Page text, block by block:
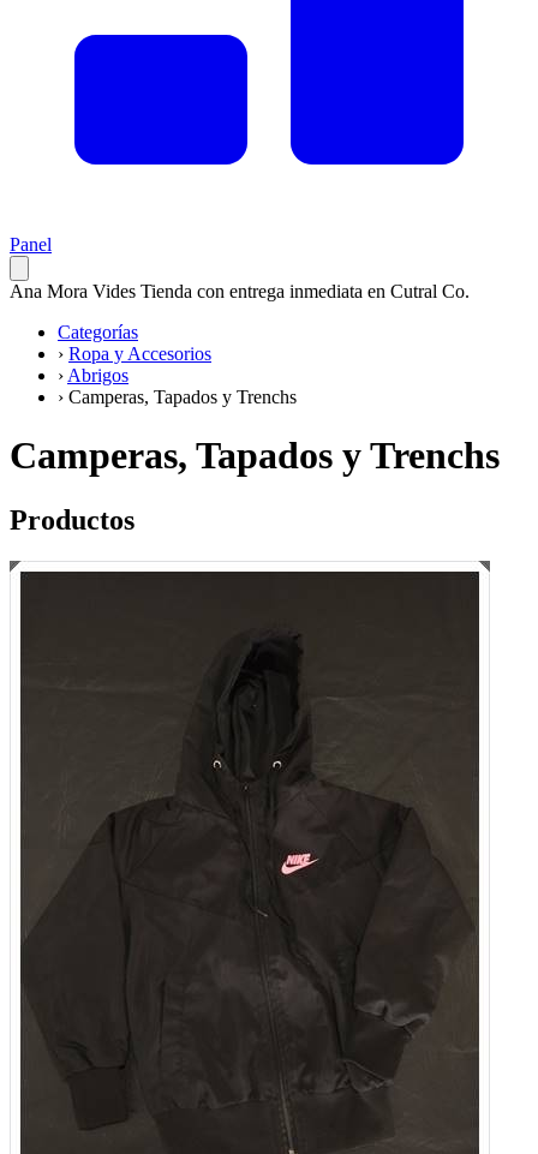
Panel
Ana Mora Vides Tienda con entrega inmediata en Cutral Co.
Categorías
› Ropa y Accesorios
› Abrigos
› Camperas, Tapados y Trenchs
Camperas, Tapados y Trenchs
Productos